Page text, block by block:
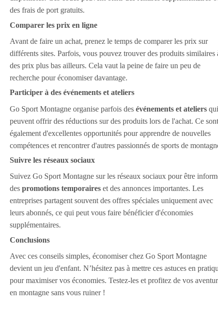
des frais de port gratuits.
Comparer les prix en ligne
Avant de faire un achat, prenez le temps de comparer les prix sur
différents sites. Parfois, vous pouvez trouver des produits similaires
des prix plus bas ailleurs. Cela vaut la peine de faire un peu de
recherche pour économiser davantage.
Participer à des événements et ateliers
Go Sport Montagne organise parfois des événements et ateliers qui
peuvent offrir des réductions sur des produits lors de l'achat. Ce sont
également d'excellentes opportunités pour apprendre de nouvelles
compétences et rencontrer d'autres passionnés de sports de
Suivre les réseaux sociaux
Suivez Go Sport Montagne sur les réseaux sociaux pour être
des promotions temporaires et des annonces importantes. Les
entreprises partagent souvent des offres spéciales uniquement avec
leurs abonnés, ce qui peut vous faire bénéficier d'économies
supplémentaires.
Conclusions
Avec ces conseils simples, économiser chez Go Sport Montagne
devient un jeu d'enfant. N’hésitez pas à mettre ces astuces en
pour maximiser vos économies. Testez-les et profitez de vos
en montagne sans vous ruiner !